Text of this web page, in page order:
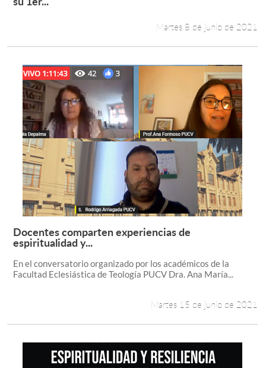
Martes 8 de junio de 2021
Leer más +
Docentes comparten experiencias de
espiritualidad y...
En el conversatorio organizado por los académicos de la
Facultad Eclesiástica de Teología PUCV Dra. Ana María...
Martes 15 de junio de 2021